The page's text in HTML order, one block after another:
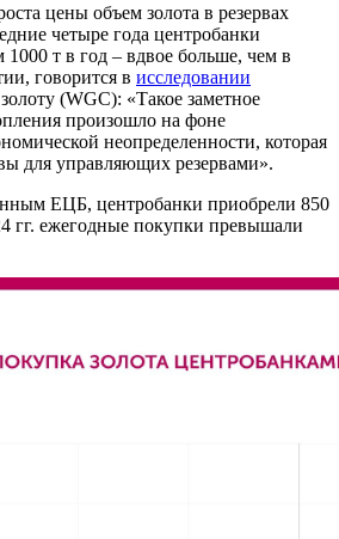
цены объем золота в резервах
четыре года центробанки
1000 т в год – вдвое больше, чем в
говорится в исследовании
(WGC): «Такое заметное
произошло на фоне
неопределенности, которая
для управляющих резервами».
ЕЦБ, центробанки приобрели 850
гг. ежегодные покупки превышали